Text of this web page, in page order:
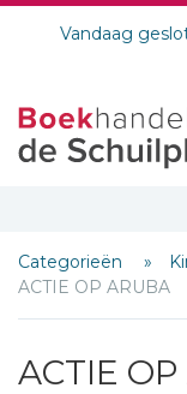
Vandaag
Categorieën
ACTIE OP ARUBA
ACTIE